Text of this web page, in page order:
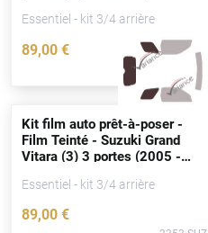
Essentiel - kit 3/4 arrière
89,00 €
5407-SUZ
Kit film auto prêt-à-poser -
Film Teinté - Suzuki Grand
Vitara (3) 3 portes(2005 -
Essentiel - kit 3/4 arrière
89,00 €